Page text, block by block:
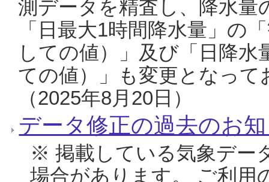
測データを精査し、降水
「日最大1時間降水量」の
しての値）」及び「日降
ての値）」も変更となっ
（2025年8月20日）
データ修正の過去のお
※ 掲載している気象デー
場合があります。 ご利用